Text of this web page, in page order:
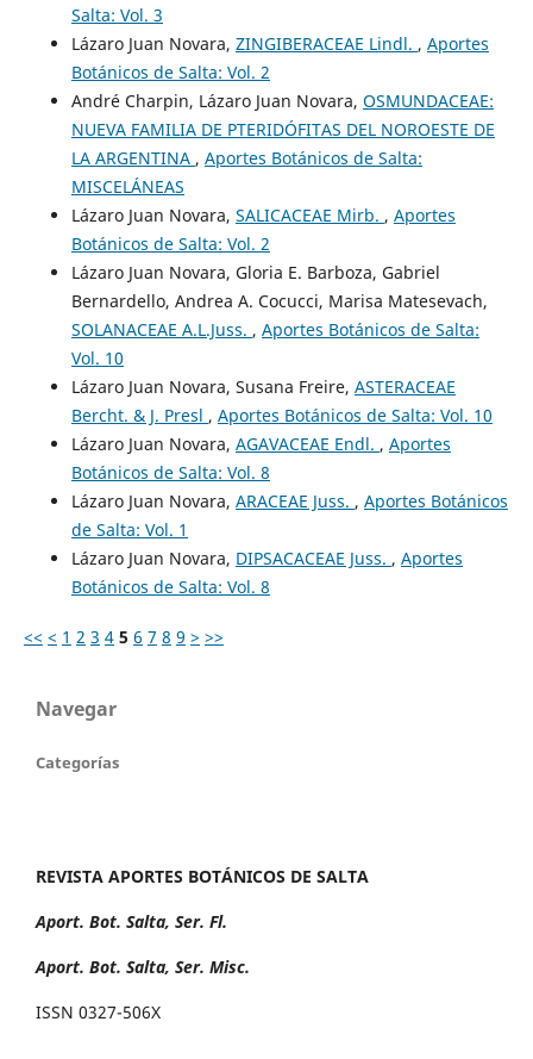
Salta: Vol. 3
Lázaro Juan Novara, ZINGIBERACEAE Lindl. , Aportes
Botánicos de Salta: Vol. 2
André Charpin, Lázaro Juan Novara, OSMUNDACEAE:
NUEVA FAMILIA DE PTERIDÓFITAS DEL NOROESTE DE
LA ARGENTINA , Aportes Botánicos de Salta:
MISCELÁNEAS
Lázaro Juan Novara, SALICACEAE Mirb. , Aportes
Botánicos de Salta: Vol. 2
Lázaro Juan Novara, Gloria E. Barboza, Gabriel
Bernardello, Andrea A. Cocucci, Marisa Matesevach,
SOLANACEAE A.L.Juss. , Aportes Botánicos de Salta:
Vol. 10
Lázaro Juan Novara, Susana Freire, ASTERACEAE
Bercht. & J. Presl , Aportes Botánicos de Salta: Vol. 10
Lázaro Juan Novara, AGAVACEAE Endl. , Aportes
Botánicos de Salta: Vol. 8
Lázaro Juan Novara, ARACEAE Juss. , Aportes Botánicos
de Salta: Vol. 1
Lázaro Juan Novara, DIPSACACEAE Juss. , Aportes
Botánicos de Salta: Vol. 8
<< < 1 2 3 4 5 6 7 8 9 > >>
Navegar
Categorías
REVISTA APORTES BOTÁNICOS DE SALTA
Aport. Bot. Salta, Ser. Fl.
Aport. Bot. Salta, Ser. Misc.
ISSN 0327-506X